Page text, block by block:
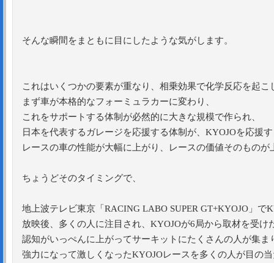
そんな瞬間をまともに目にしたような気がします。
これはいくつかの要素が重なり、相乗効果で化学反応を起こ
まず車が本格的なフォーミュラカーに変わり、
これをサポートする体制が必然的に大きな規模で作られ、
日本を代表するガレージを応援する体制が、KYOJOを応援
レースの車の性能が大幅に上がり、レースの価値そのものが
ちょうどそのタイミングで、
地上波テレビ東京「RACING LABO SUPER GT+KYOJO」で
放映後、多くの人に注目され、KYOJOが6局から取材を受け
認知がいっぺんに上がってサーキットにたくさんの人が集ま
強力になって激しくなったKYOJOレースを多くの人が目の